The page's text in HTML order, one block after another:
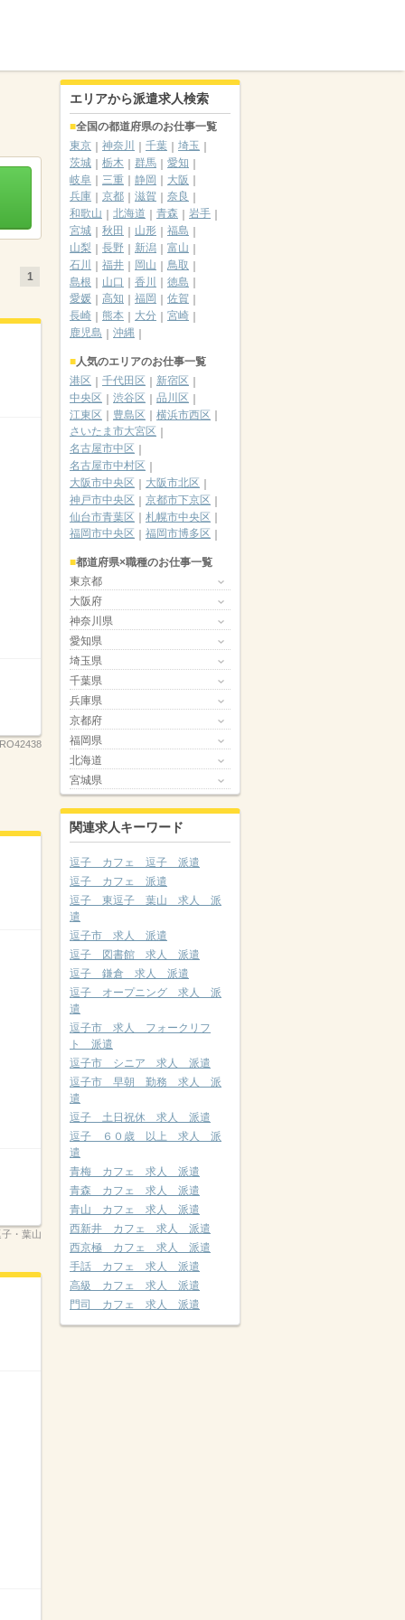
1
RO42438
・葉山
エリアから派遣求人検索
全国の都道府県のお仕事一覧
東京
神奈川 千葉
埼玉
茨城
栃木 群馬
愛知
岐阜
三重 静岡
大阪
兵庫
京都 滋賀
奈良
和歌山
北海道 青森
岩手
宮城
秋田 山形
福島
山梨
長野 新潟
富山
石川
福井 岡山
鳥取
島根
山口 香川
徳島
愛媛
高知 福岡
佐賀
長崎
熊本 大分
宮崎
鹿児島
沖縄
人気のエリアのお仕事一覧
港区
千代田区
新宿区
中央区
渋谷区
品川区
江東区
豊島区
横浜市西区
さいたま市大宮区
名古屋市中区
名古屋市中村区
大阪市中央区
大阪市北区
神戸市中央区
京都市下京区
仙台市青葉区
札幌市中央区
福岡市中央区
福岡市博多区
都道府県×職種のお仕事一覧
東京都
大阪府
神奈川県
愛知県
埼玉県
千葉県
兵庫県
京都府
福岡県
北海道
宮城県
関連求人キーワード
逗子 カフェ 逗子 派遣
逗子 カフェ 派遣
逗子 東逗子 葉山 求人 派
遣
逗子市 求人 派遣
逗子 図書館 求人 派遣
逗子 鎌倉 求人 派遣
逗子 オープニング 求人 派
遣
逗子市 求人 フォークリフ
ト 派遣
逗子市 シニア 求人 派遣
逗子市 早朝 勤務 求人 派
遣
逗子 土日祝休 求人 派遣
逗子 ６０歳 以上 求人 派
遣
青梅 カフェ 求人 派遣
青森 カフェ 求人 派遣
青山 カフェ 求人 派遣
西新井 カフェ 求人 派遣
西京極 カフェ 求人 派遣
手話 カフェ 求人 派遣
高級 カフェ 求人 派遣
門司 カフェ 求人 派遣